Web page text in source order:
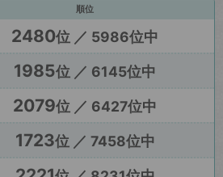
順位
2480位 ／ 5986位中
1985位 ／ 6145位中
2079位 ／ 6427位中
1723位 ／ 7458位中